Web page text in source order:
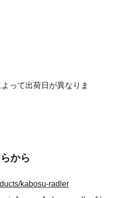
って出荷日が異なりま
から
kabosu-radler